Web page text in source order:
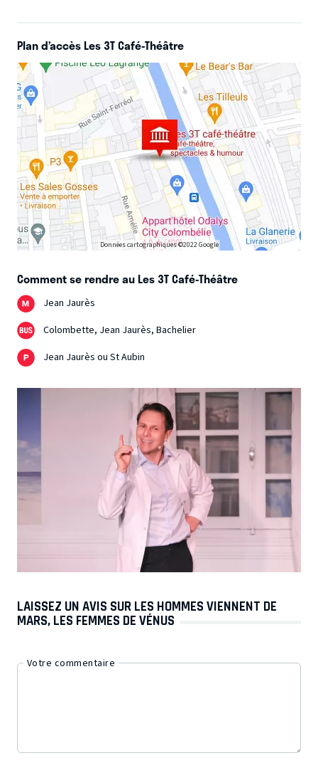
Plan d’accès Les 3T Café-Théâtre
Données cartographiques ©2022 Google
Comment se rendre au Les 3T Café-Théâtre
Jean Jaurès
Colombette, Jean Jaurès, Bachelier
Jean Jaurès ou St Aubin
LAISSEZ UN AVIS SUR LES HOMMES VIENNENT DE
MARS, LES FEMMES DE VÉNUS
Votre commentaire